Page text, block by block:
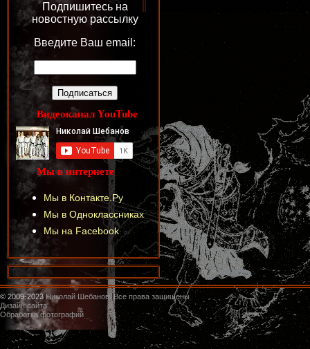
Подпишитесь на
новостную рассылку
Введите Ваш email:
Видеоканал YouTube
Мы в интернете
Мы в Контакте.Ру
Мы в Одноклассниках
Мы на Facebook
© 2009-2023Николай Шебанов. Все права защищены
Дизайн сайта
Обработка фотографий